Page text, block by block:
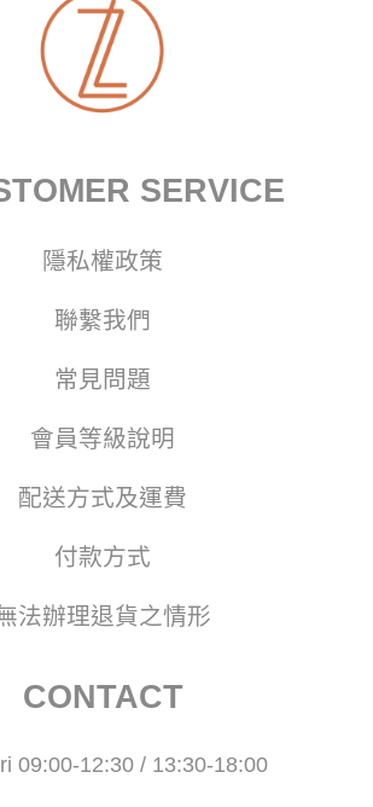
SERVICE
隱私權政策
聯繫我們
常見問題
會員等級說明
配送方式及運費
付款方式
法辦理退貨之情形
CONTACT
09:00-12:30 / 13:30-18:00